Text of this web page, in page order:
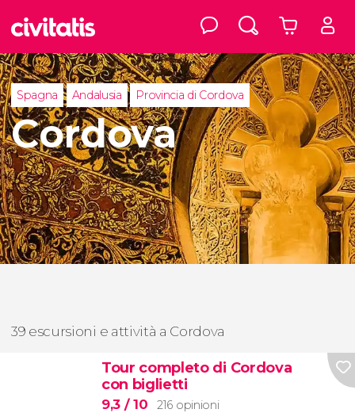
Spagna Andalusia Provincia di Cordova
Cordova
39 escursioni e attività a Cordova
Tour completo di Cordova
con biglietti
9,3 / 10 216 opinioni